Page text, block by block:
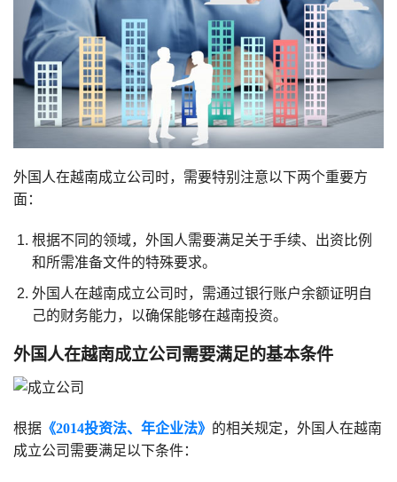
外国人在越南成立公司时，需要特别注意以下两个重要方
面：
根据不同的领域，外国人需要满足关于手续、出资比例
和所需准备文件的特殊要求。
外国人在越南成立公司时，需通过银行账户余额证明自
己的财务能力，以确保能够在越南投资。
外国人在越南成立公司需要满足的基本条件
根据 《2014投资法、 年企业法》 的相关规定，外国人在越南
成立公司需要满足以下条件：